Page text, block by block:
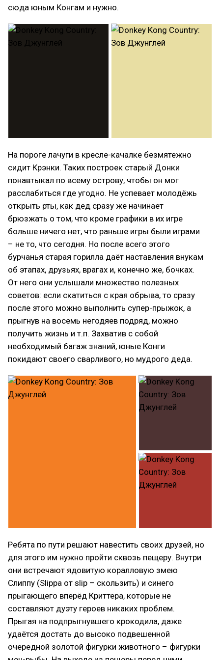
сюда юным Конгам и нужно.
На пороге лачуги в кресле-качалке безмятежно
сидит Крэнки. Таких построек старый Донки
понавтыкал по всему острову, чтобы он мог
расслабиться где угодно. Не успевает молодёжь
открыть рты, как дед сразу же начинает
брюзжать о том, что кроме графики в их игре
больше ничего нет, что раньше игры были играми
– не то, что сегодня. Но после всего этого
бурчанья старая горилла даёт наставления внукам
об этапах, друзьях, врагах и, конечно же, бочках.
От него они услышали множество полезных
советов: если скатиться с края обрыва, то сразу
после этого можно выполнить супер-прыжок, а
прыгнув на восемь негодяев подряд, можно
получить жизнь и т.п. Захватив с собой
необходимый багаж знаний, юные Конги
покидают своего сварливого, но мудрого деда.
Ребята по пути решают навестить своих друзей, но
для этого им нужно пройти сквозь пещеру. Внутри
они встречают ядовитую коралловую змею
Слиппу (Slippa от slip – скользить) и синего
прыгающего вперёд Криттера, которые не
составляют дуэту героев никаких проблем.
Прыгая на подпрыгнувшего крокодила, даже
удаётся достать до высоко подвешенной
очередной золотой фигурки животного – фигурки